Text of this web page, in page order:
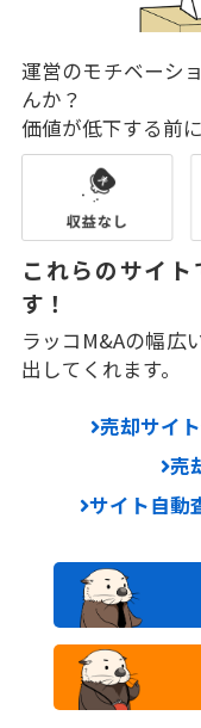
運営のモチベーシ
んか？
価値が低下する前
これらのサイト
す！
ラッコM&Aの幅広
出してくれます。
売却サイ
売
サイト自動